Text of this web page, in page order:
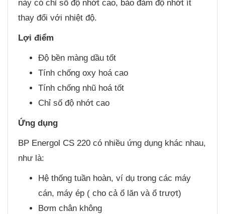
này có chỉ số độ nhớt cao, bảo đảm độ nhớt ít
thay đổi với nhiệt độ.
Lợi điểm
Độ bền màng dầu tốt
Tính chống oxy hoá cao
Tính chống nhũ hoá tốt
Chỉ số độ nhớt cao
Ứng dụng
BP Energol CS 220 có nhiều ứng dụng khác nhau,
như là:
Hệ thống tuần hoàn, ví dụ trong các máy
cán, máy ép ( cho cả ổ lăn và ổ trượt)
Bơm chân không